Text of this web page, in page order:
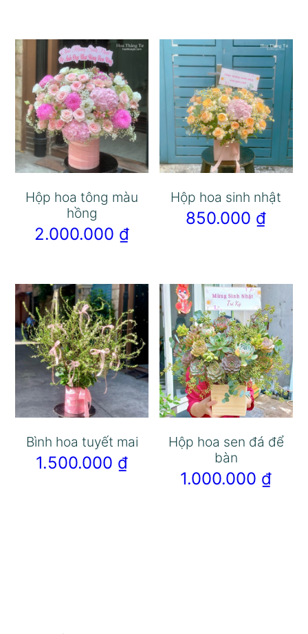
Hộp hoa tông màu
hồng
2.000.000 ₫
Hộp hoa sinh nhật
850.000 ₫
Bình hoa tuyết mai
1.500.000 ₫
Hộp hoa sen đá để
bàn
1.000.000 ₫